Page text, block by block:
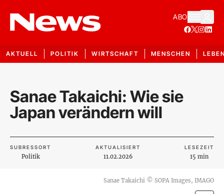
ABO
AKTUELL POLITIK WIRTSCHAFT MENSCHEN
Sanae Takaichi: Wie sie
Japan verändern will
SUBRESSORT
Politik
AKTUALISIERT
11.02.2026
LESEZEIT
15 min
Sanae Takaichi © SOPA Images, IMAGO